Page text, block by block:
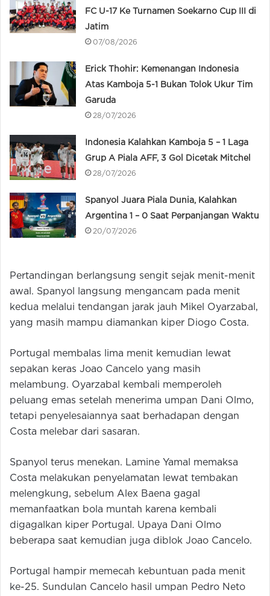
FC U-17 Ke Turnamen Soekarno Cup III di
Jatim
07/08/2026
Erick Thohir: Kemenangan Indonesia
Atas Kamboja 5-1 Bukan Tolok Ukur Tim
Garuda
28/07/2026
Indonesia Kalahkan Kamboja 5 – 1 Laga
Grup A Piala AFF, 3 Gol Dicetak Mitchel
28/07/2026
Spanyol Juara Piala Dunia, Kalahkan
Argentina 1 – 0 Saat Perpanjangan Waktu
20/07/2026
Pertandingan berlangsung sengit sejak menit-menit
awal. Spanyol langsung mengancam pada menit
kedua melalui tendangan jarak jauh Mikel Oyarzabal,
yang masih mampu diamankan kiper Diogo Costa.
Portugal membalas lima menit kemudian lewat
sepakan keras Joao Cancelo yang masih
melambung. Oyarzabal kembali memperoleh
peluang emas setelah menerima umpan Dani Olmo,
tetapi penyelesaiannya saat berhadapan dengan
Costa melebar dari sasaran.
Spanyol terus menekan. Lamine Yamal memaksa
Costa melakukan penyelamatan lewat tembakan
melengkung, sebelum Alex Baena gagal
memanfaatkan bola muntah karena kembali
digagalkan kiper Portugal. Upaya Dani Olmo
beberapa saat kemudian juga diblok Joao Cancelo.
Portugal hampir memecah kebuntuan pada menit
ke-25. Sundulan Cancelo hasil umpan Pedro Neto